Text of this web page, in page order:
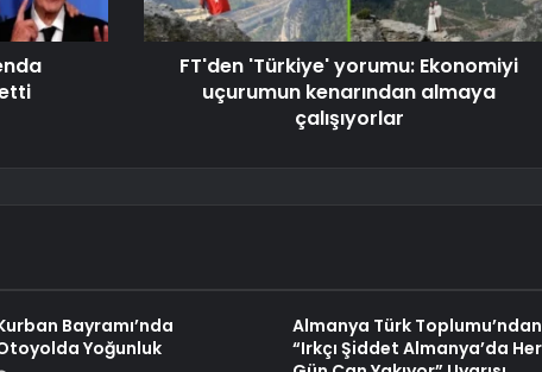
FT'den 'Türkiye' yorumu: Ekonomiyi
uçurumun kenarından almaya
çalışıyorlar
Bayramı’nda
Yoğunluk
Almanya Türk Toplumu’ndan
“Irkçı Şiddet Almanya’da Her